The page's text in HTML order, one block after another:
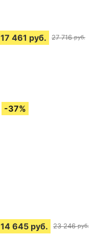
17 461 руб. 27 716 руб.
14 645 руб. 23 246 руб.